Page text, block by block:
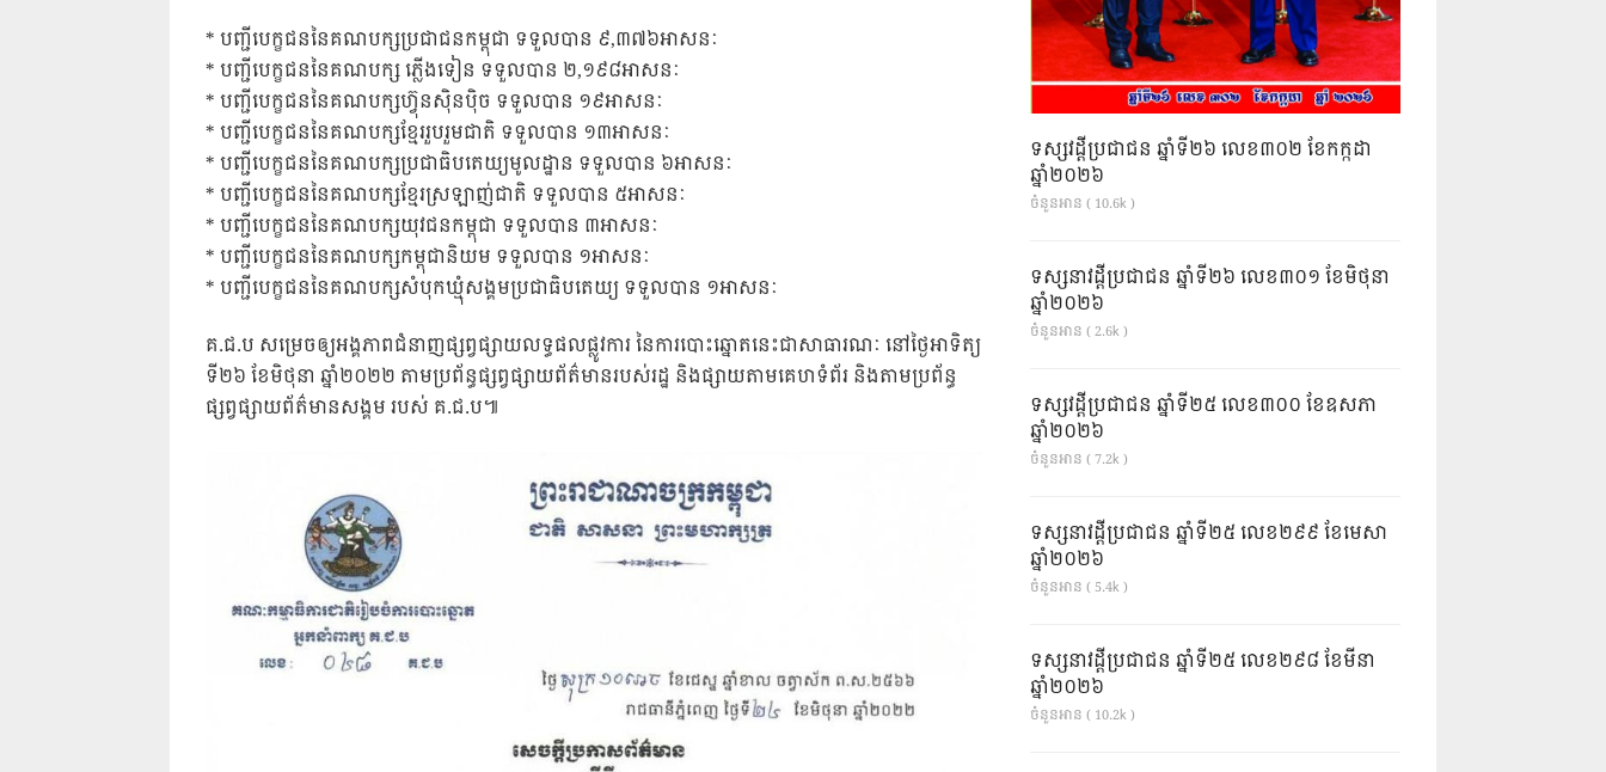
* បញ្ជីបេក្ខជននៃគណបក្សប្រជាជនកម្ពុជា ទទួលបាន ៩,៣៧៦អាសនៈ
* បញ្ជីបេក្ខជននៃគណបក្ស ភ្លើងទៀន ទទួលបាន ២,១៩៨អាសនៈ
* បញ្ជីបេក្ខជននៃគណបក្សហ៊្វុនស៊ិនប៉ិច ទទួលបាន ១៩អាសនៈ
* បញ្ជីបេក្ខជននៃគណបក្សខ្មែររួបរួមជាតិ ទទួលបាន ១៣អាសនៈ
* បញ្ជីបេក្ខជននៃគណបក្សប្រជាធិបតេយ្យមូលដ្ឋាន ទទួលបាន ៦អាសនៈ
* បញ្ជីបេក្ខជននៃគណបក្សខ្មែរស្រឡាញ់ជាតិ ទទួលបាន ៥អាសនៈ
* បញ្ជីបេក្ខជននៃគណបក្សយុវជនកម្ពុជា ទទួលបាន ៣អាសនៈ
* បញ្ជីបេក្ខជននៃគណបក្សកម្ពុជានិយម ទទួលបាន ១អាសនៈ
* បញ្ជីបេក្ខជននៃគណបក្សសំបុកឃ្មុំសង្គមប្រជាធិបតេយ្យ ទទួលបាន ១អាសនៈ
គ.ជ.ប សម្រេចឲ្យអង្គភាពជំនាញផ្សព្វផ្សាយលទ្ធផលផ្លូវការ នៃការបោះឆ្នោតនេះជាសាធារណៈ នៅថ្ងៃអាទិត្យ
ទី២៦ ខែមិថុនា ឆ្នាំ២០២២ តាមប្រព័ន្ធផ្សព្វផ្សាយព័ត៌មានរបស់រដ្ឋ និងផ្សាយតាមគេហទំព័រ និងតាមប្រព័ន្ធ
ផ្សព្វផ្សាយព័ត៌មានសង្គម របស់ គ.ជ.ប៕
ទស្សវដ្តីប្រជាជន ឆ្នាំទី២៦ លេខ៣០២ ខែកក្កដា
ឆ្នាំ២០២៦
ចំនួនអាន ( 10.6k )
ទស្សនាវដ្ដីប្រជាជន ឆ្នាំទី២៦ លេខ៣០១ ខែមិថុនា
ឆ្នាំ២០២៦
ចំនួនអាន ( 2.6k )
ទស្សវដ្តីប្រជាជន ឆ្នាំទី២៥ លេខ៣០០ ខែឧសភា
ឆ្នាំ២០២៦
ចំនួនអាន ( 7.2k )
ទស្សនាវដ្ដីប្រជាជន ឆ្នាំទី២៥ លេខ២៩៩ ខែមេសា
ឆ្នាំ២០២៦
ចំនួនអាន ( 5.4k )
ទស្សនាវដ្ដីប្រជាជន ឆ្នាំទី២៥ លេខ២៩៨ ខែមីនា
ឆ្នាំ២០២៦
ចំនួនអាន ( 10.2k )